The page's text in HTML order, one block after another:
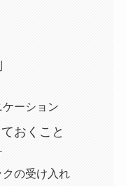
ーション
おくこと
の受け入れ